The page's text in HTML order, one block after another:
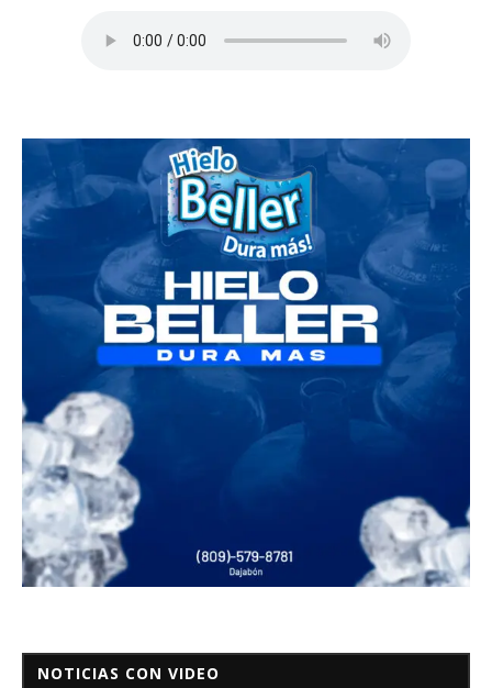
NOTICIAS CON VIDEO